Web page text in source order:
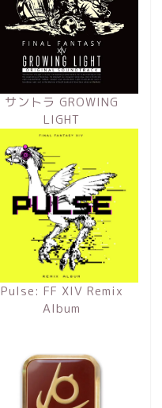
サントラ GROWING
LIGHT
Pulse: FF XIV Remix
Album